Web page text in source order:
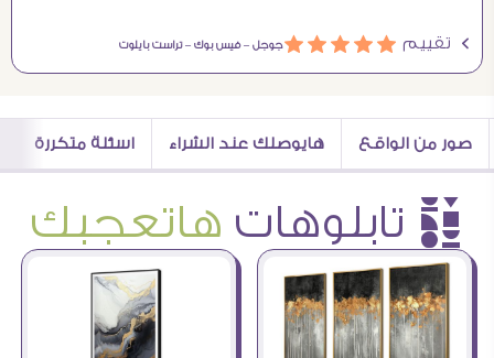
Ö تقييم áááááجوجل –فيس بوك –تراست بايلوت
صور من الواقع هايوصلك عند الشراء اسئلة متكررة
è تابلوهات هاتعجبك